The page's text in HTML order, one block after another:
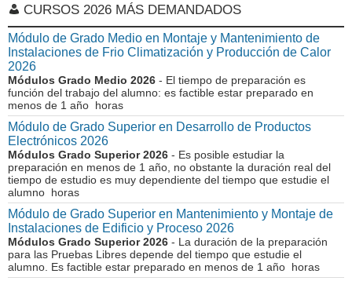
CURSOS 2026 MÁS DEMANDADOS
Módulo de Grado Medio en Montaje y Mantenimiento de
Instalaciones de Frio Climatización y Producción de Calor
2026
Módulos Grado Medio 2026 - El tiempo de preparación es
función del trabajo del alumno: es factible estar preparado en
menos de 1 año horas
Módulo de Grado Superior en Desarrollo de Productos
Electrónicos 2026
Módulos Grado Superior 2026 - Es posible estudiar la
preparación en menos de 1 año, no obstante la duración real del
tiempo de estudio es muy dependiente del tiempo que estudie el
alumno horas
Módulo de Grado Superior en Mantenimiento y Montaje de
Instalaciones de Edificio y Proceso 2026
Módulos Grado Superior 2026 - La duración de la preparación
para las Pruebas Libres depende del tiempo que estudie el
alumno. Es factible estar preparado en menos de 1 año horas